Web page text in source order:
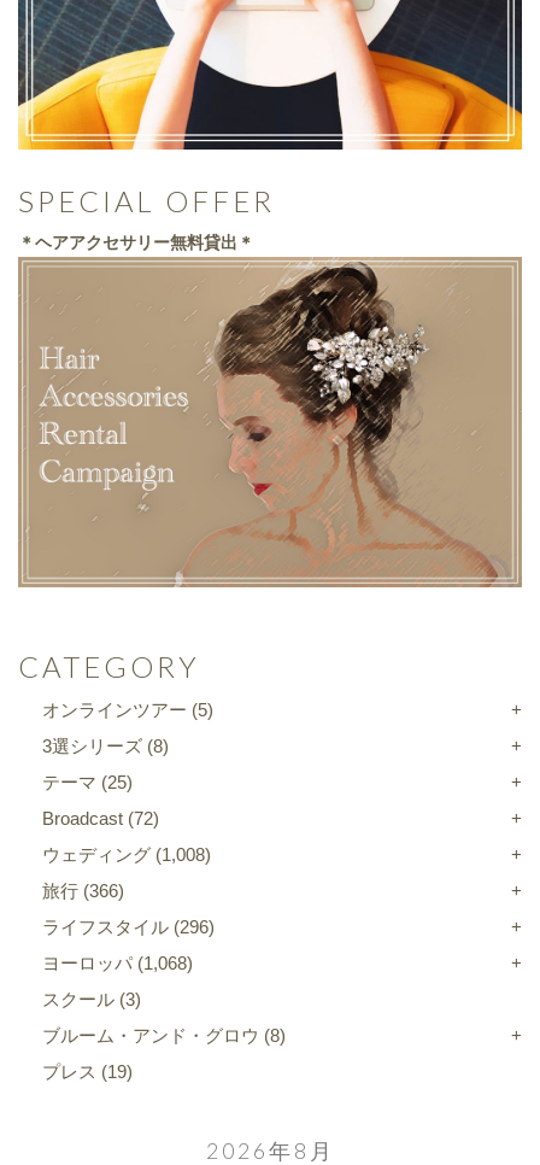
SPECIAL OFFER
＊ヘアアクセサリー無料貸出＊
CATEGORY
オンラインツアー (5)
3選シリーズ (8)
テーマ (25)
Broadcast (72)
ウェディング (1,008)
旅行 (366)
ライフスタイル (296)
ヨーロッパ(1,068)
スクール (3)
ブルーム・アンド・グロウ (8)
プレス (19)
2026年8月